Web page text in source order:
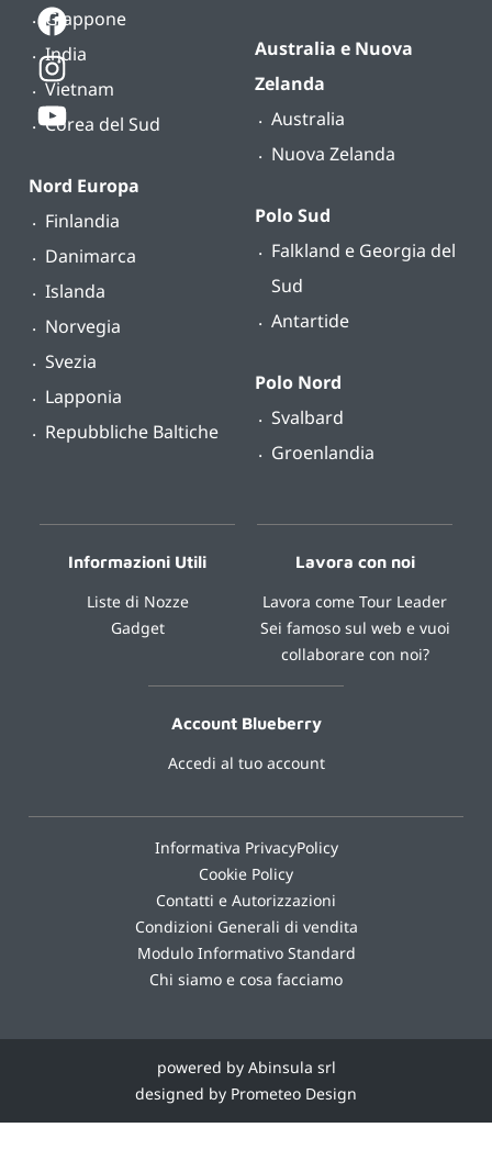
Giappone
India
Vietnam
Corea del Sud
Nord Europa
Finlandia
Danimarca
Islanda
Norvegia
Svezia
Lapponia
Repubbliche Baltiche
Australia e Nuova
Zelanda
Australia
Nuova Zelanda
Polo Sud
Falkland e Georgia del
Sud
Antartide
Polo Nord
Svalbard
Groenlandia
Informazioni Utili
Liste di Nozze
Gadget
Lavora con noi
Lavora come Tour Leader
Sei famoso sul web e vuoi
collaborare con noi?
Account Blueberry
Accedi al tuo account
Informativa PrivacyPolicy
Cookie Policy
Contatti e Autorizzazioni
Condizioni Generali di vendita
Modulo Informativo Standard
Chi siamo e cosa facciamo
powered by Abinsula srl
designed by Prometeo Design